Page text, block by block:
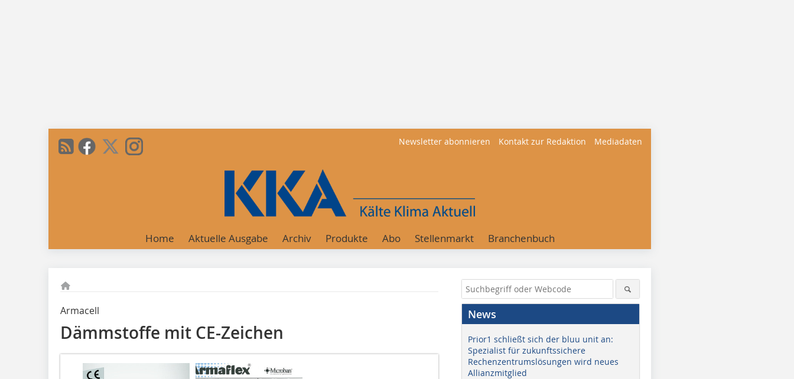
Newsletter abonnieren Kontakt zur Redaktion Mediadaten
Home Aktuelle Ausgabe Archiv Produkte Abo Stellenmarkt Branchenbuch
Armacell
Dämmstoffe mit CE-Zeichen
News
Prior1 schließt sich der bluu unit an:
Spezialist für zukunftssichere
Rechenzentrumslösungen wird neues
Allianzmitglied